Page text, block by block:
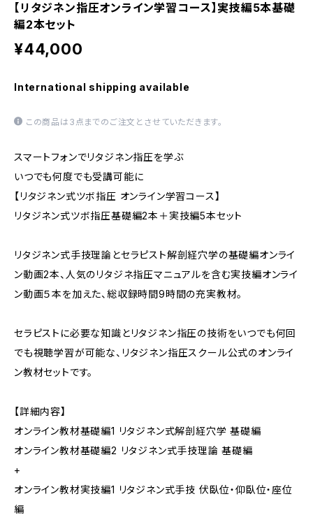
【リタジネン指圧オンライン学習コース】実技編5本基礎
編2本セット
¥44,000
International shipping available
この商品は3点までのご注文とさせていただきます。
スマートフォンでリタジネン指圧を学ぶ
いつでも何度でも受講可能に
【リタジネン式ツボ指圧 オンライン学習コース】
リタジネン式ツボ指圧基礎編2本＋実技編5本セット
リタジネン式手技理論とセラピスト解剖経穴学の基礎編オンライ
ン動画2本、人気のリタジネ指圧マニュアルを含む実技編オンライ
ン動画５本を加えた、総収録時間9時間の充実教材。
セラピストに必要な知識とリタジネン指圧の技術をいつでも何回
でも視聴学習が可能な、リタジネン指圧スクール公式のオンライ
ン教材セットです。
【詳細内容】
オンライン教材基礎編1 リタジネン式解剖経穴学 基礎編
オンライン教材基礎編2 リタジネン式手技理論 基礎編
+
オンライン教材実技編1 リタジネン式手技 伏臥位・仰臥位・座位
編